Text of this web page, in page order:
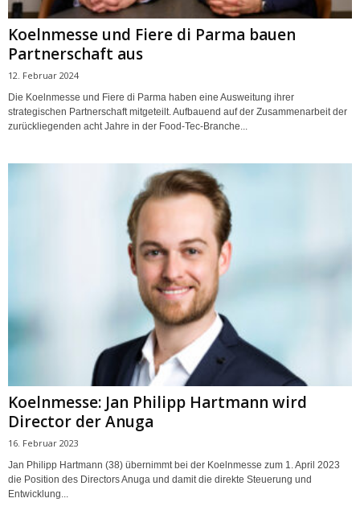
Koelnmesse und Fiere di Parma bauen
Partnerschaft aus
12. Februar 2024
Die Koelnmesse und Fiere di Parma haben eine Ausweitung ihrer
strategischen Partnerschaft mitgeteilt. Aufbauend auf der Zusammenarbeit der
zurückliegenden acht Jahre in der Food-Tec-Branche...
Koelnmesse: Jan Philipp Hartmann wird
Director der Anuga
16. Februar 2023
Jan Philipp Hartmann (38) übernimmt bei der Koelnmesse zum 1. April 2023
die Position des Directors Anuga und damit die direkte Steuerung und
Entwicklung...